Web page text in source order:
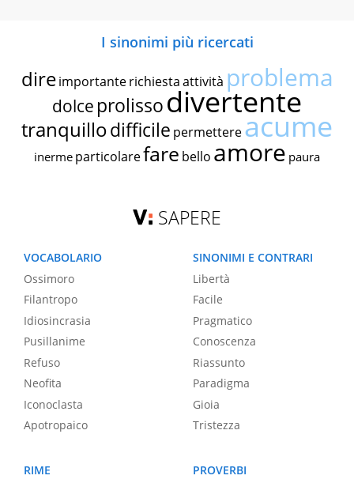
I sinonimi più ricercati
dire importante richiestaattività problema
dolce prolissodivertente
tranquillodifficile permettereacume
inerme particolarefare bello amore paura
SAPERE
VOCABOLARIO
Ossimoro
Filantropo
Idiosincrasia
Pusillanime
Refuso
Neofita
Iconoclasta
Apotropaico
SINONIMI E CONTRARI
Libertà
Facile
Pragmatico
Conoscenza
Riassunto
Paradigma
Gioia
Tristezza
RIME
PROVERBI